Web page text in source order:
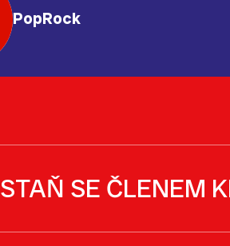
PopRock
STAŇ SE ČLENEM